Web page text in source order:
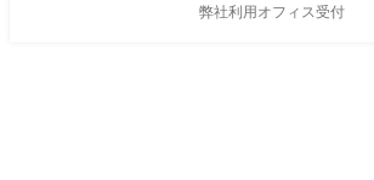
弊社利用オフィス受付